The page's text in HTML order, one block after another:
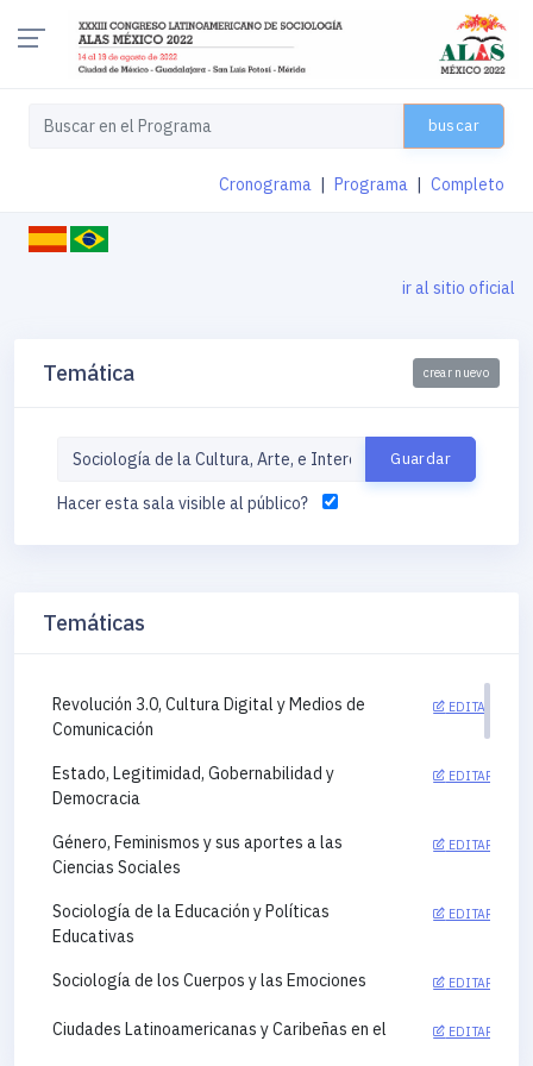
buscar
Cronograma Programa Completo
ir al sitio oficial
Temática crear nuevo
Hacer esta sala visible al público?
Temáticas
Revolución 3.0, Cultura Digital y Medios de
Comunicación
EDITAR
Estado, Legitimidad, Gobernabilidad y
Democracia
EDITAR
Género, Feminismos y sus aportes a las
Ciencias Sociales
EDITAR
Sociología de la Educación y Políticas
Educativas
EDITAR
Sociología de los Cuerpos y las Emociones EDITAR
Ciudades Latinoamericanas y Caribeñas en el
EDITAR